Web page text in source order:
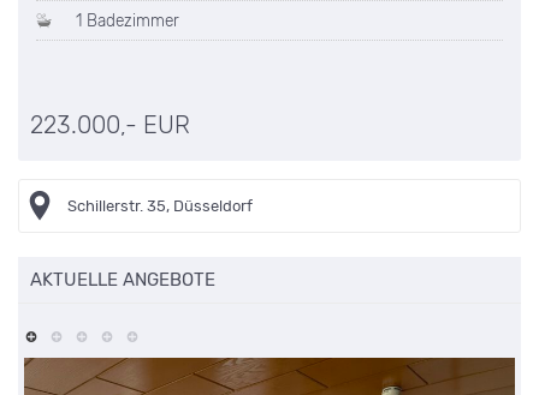
1 Badezimmer
223.000,- EUR
Schillerstr. 35, Düsseldorf
AKTUELLE ANGEBOTE